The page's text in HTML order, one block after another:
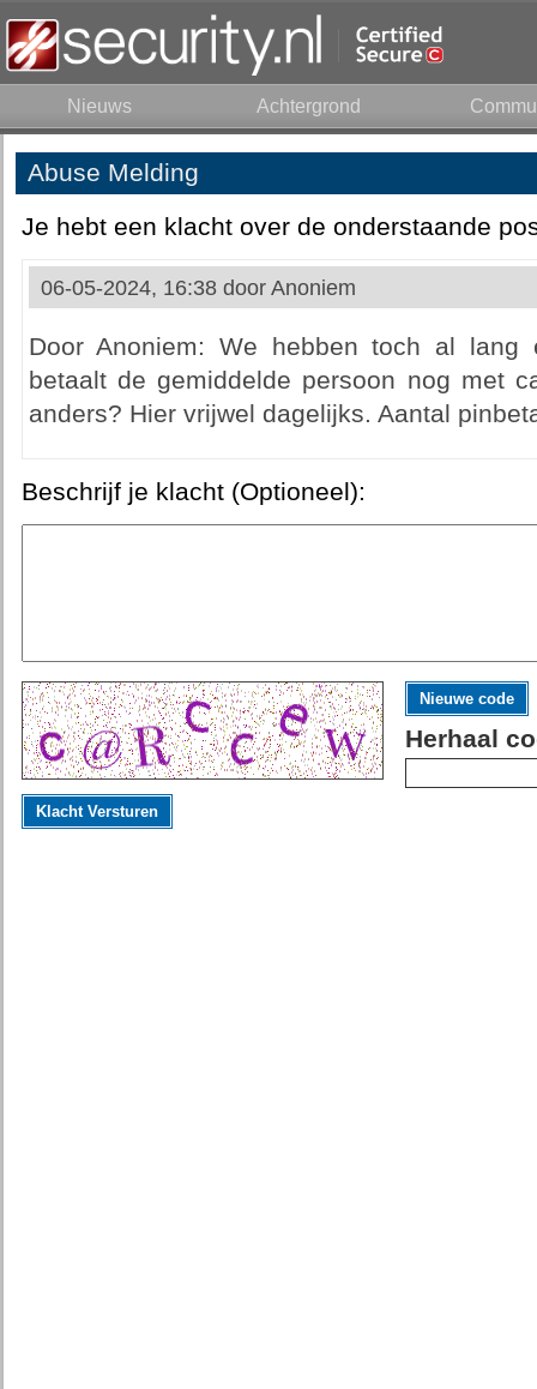
Nieuws Achtergrond
Abuse Melding
Je hebt een klacht over de onderstaande
06-05-2024, 16:38 door Anoniem
Door Anoniem: We hebben toch al lang
betaalt de gemiddelde persoon nog met
anders? Hier vrijwel dagelijks. Aantal
Beschrijf je klacht (Optioneel):
Nieuwe code
Herhaal
Klacht Versturen